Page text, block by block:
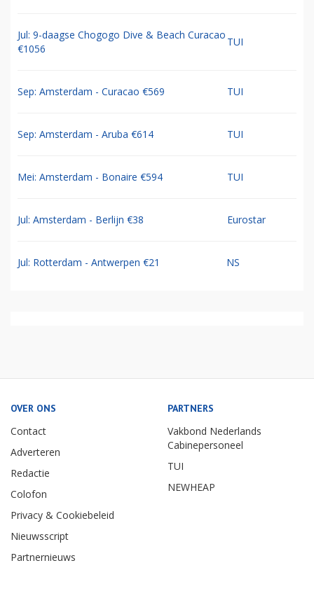
Jul: 9-daagse Chogogo Dive & Beach Curacao
€1056
TUI
Sep: Amsterdam - Curacao €569 TUI
Sep: Amsterdam - Aruba €614 TUI
Mei: Amsterdam - Bonaire €594 TUI
Jul: Amsterdam - Berlijn €38 Eurostar
Jul: Rotterdam - Antwerpen €21 NS
OVER ONS
Contact
Adverteren
Redactie
Colofon
Privacy & Cookiebeleid
Nieuwsscript
Partnernieuws
PARTNERS
Vakbond Nederlands
Cabinepersoneel
TUI
NEWHEAP